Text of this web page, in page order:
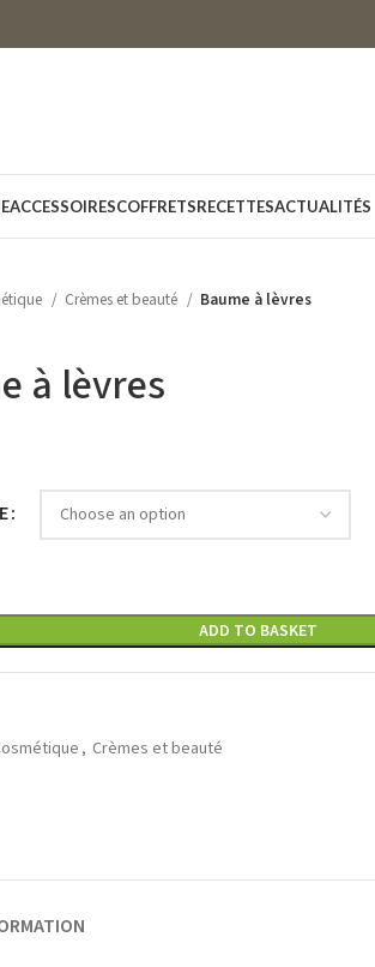
ACCESSOIRESCOFFRETSRECETTESACTUALITÉS
Crèmes et beauté Baume à lèvres
à lèvres
ADD TO BASKET
, Crèmes et beauté